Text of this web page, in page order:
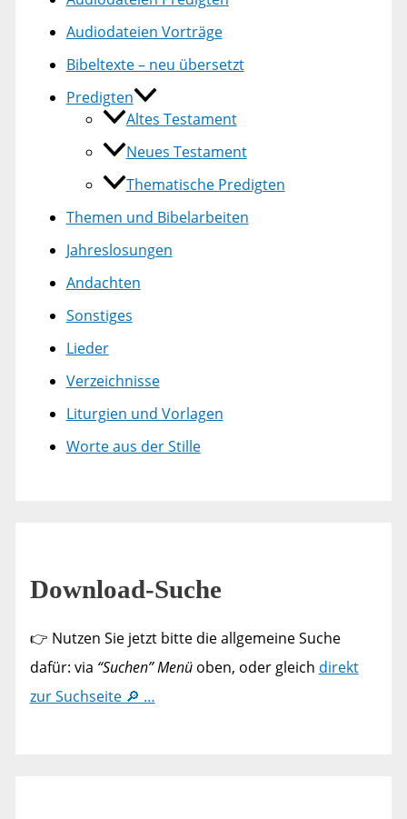
Audiodateien Vorträge
Bibeltexte – neu übersetzt
Predigten
Altes Testament
Neues Testament
Thematische Predigten
Themen und Bibelarbeiten
Jahreslosungen
Andachten
Sonstiges
Lieder
Verzeichnisse
Liturgien und Vorlagen
Worte aus der Stille
Download-Suche
👉 Nutzen Sie jetzt bitte die allgemeine Suche
dafür: via “Suchen” Menüoben, oder gleich direkt
zur Suchseite 🔎 …